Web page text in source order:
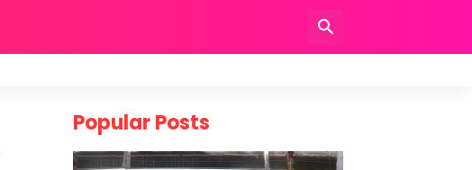
Popular Posts